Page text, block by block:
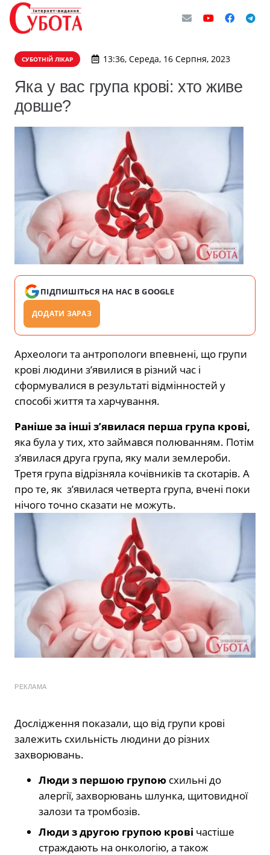
СУБОТНІЙ ЛІКАР 13:36, Середа, 16 Серпня, 2023
Яка у вас група крові: хто живе
довше?
ПІДПИШІТЬСЯ НА НАС В GOOGLE
ДОДАТИ ЗАРАЗ
Археологи та антропологи впевнені, що групи
крові людини з’явилися в різний час і
сформувалися в результаті відмінностей у
способі життя та харчування.
Раніше за інші з’явилася перша група крові,
яка була у тих, хто займався полюванням. Потім
з’явилася друга група, яку мали землероби.
Третя група відрізняла кочівників та скотарів. А
про те, як з’явилася четверта група, вчені поки
нічого точно сказати не можуть.
РЕКЛАМА
Дослідження показали, що від групи крові
залежить схильність людини до різних
захворювань.
Люди з першою групою схильні до
алергії, захворювань шлунка, щитовидної
залози та тромбозів.
Люди з другою групою крові частіше
страждають на онкологію, а також